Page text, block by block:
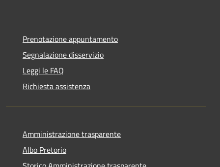
Prenotazione appuntamento
Segnalazione disservizio
Leggi le FAQ
Richiesta assistenza
Amministrazione trasparente
Albo Pretorio